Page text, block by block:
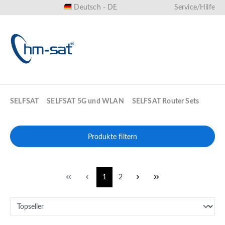
Deutsch - DE Service/Hilfe
SELFSAT SELFSAT 5G und WLAN SELFSAT Router Sets
Produkte filtern
1 2